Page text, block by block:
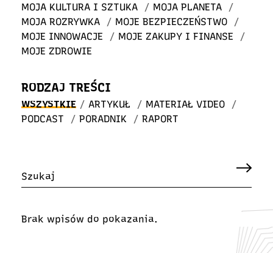
MOJA KULTURA I SZTUKA
/ MOJA PLANETA
/
MOJA ROZRYWKA
/ MOJE BEZPIECZEŃSTWO
/
MOJE INNOWACJE
/ MOJE ZAKUPY I FINANSE
/
MOJE ZDROWIE
RODZAJ TREŚCI
WSZYSTKIE / ARTYKUŁ / MATERIAŁ VIDEO
/
PODCAST
/ PORADNIK / RAPORT
Brak wpisów do pokazania.